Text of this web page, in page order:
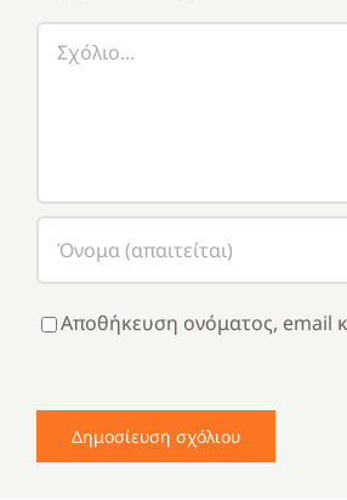
Αποθήκευση ονόματος, email